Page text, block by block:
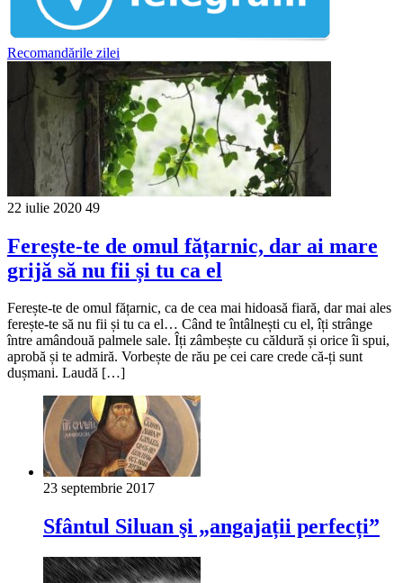
Recomandările zilei
22 iulie 2020 49
Ferește-te de omul fățarnic, dar ai mare
grijă să nu fii și tu ca el
Ferește-te de omul fățarnic, ca de cea mai hidoasă fiară, dar mai ales
ferește-te să nu fii și tu ca el… Când te întâlnești cu el, îți strânge
între amândouă palmele sale. Îți zâmbește cu căldură și orice îi spui,
aprobă și te admiră. Vorbește de rău pe cei care crede că-ți sunt
dușmani. Laudă […]
23 septembrie 2017
Sfântul Siluan şi „angajații perfecți”